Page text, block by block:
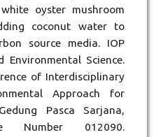
oyster mushroom
coconut water to
source media. IOP
Environmental Science.
of Interdisciplinary
Approach for
Pasca Sarjana,
Number 012090.